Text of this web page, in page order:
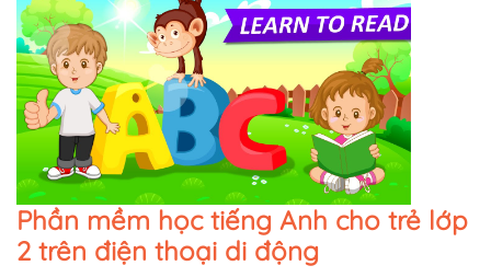
Phần mềm học tiếng Anh cho trẻ lớp
2 trên điện thoại di động